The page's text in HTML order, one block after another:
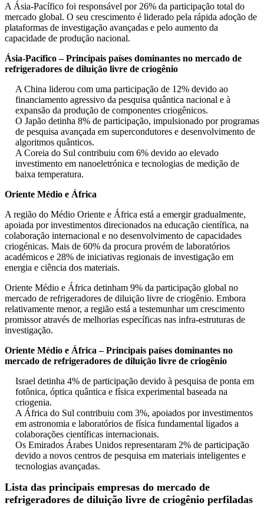
A Ásia-Pacífico foi responsável por 26% da participação total do
mercado global. O seu crescimento é liderado pela rápida adoção de
plataformas de investigação avançadas e pelo aumento da
capacidade de produção nacional.
Ásia-Pacífico – Principais países dominantes no mercado de
refrigeradores de diluição livre de criogênio
A China liderou com uma participação de 12% devido ao
financiamento agressivo da pesquisa quântica nacional e à
expansão da produção de componentes criogênicos.
O Japão detinha 8% de participação, impulsionado por programas
de pesquisa avançada em supercondutores e desenvolvimento de
algoritmos quânticos.
A Coreia do Sul contribuiu com 6% devido ao elevado
investimento em nanoeletrónica e tecnologias de medição de
baixa temperatura.
Oriente Médio e África
A região do Médio Oriente e África está a emergir gradualmente,
apoiada por investimentos direcionados na educação científica, na
colaboração internacional e no desenvolvimento de capacidades
criogénicas. Mais de 60% da procura provém de laboratórios
académicos e 28% de iniciativas regionais de investigação em
energia e ciência dos materiais.
Oriente Médio e África detinham 9% da participação global no
mercado de refrigeradores de diluição livre de criogênio. Embora
relativamente menor, a região está a testemunhar um crescimento
promissor através de melhorias específicas nas infra-estruturas de
investigação.
Oriente Médio e África – Principais países dominantes no
mercado de refrigeradores de diluição livre de criogênio
Israel detinha 4% de participação devido à pesquisa de ponta em
fotônica, óptica quântica e física experimental baseada na
criogenia.
A África do Sul contribuiu com 3%, apoiados por investimentos
em astronomia e laboratórios de física fundamental ligados a
colaborações científicas internacionais.
Os Emirados Árabes Unidos representaram 2% de participação
devido a novos centros de pesquisa em materiais inteligentes e
tecnologias avançadas.
Lista das principais empresas do mercado de
refrigeradores de diluição livre de criogênio perfiladas